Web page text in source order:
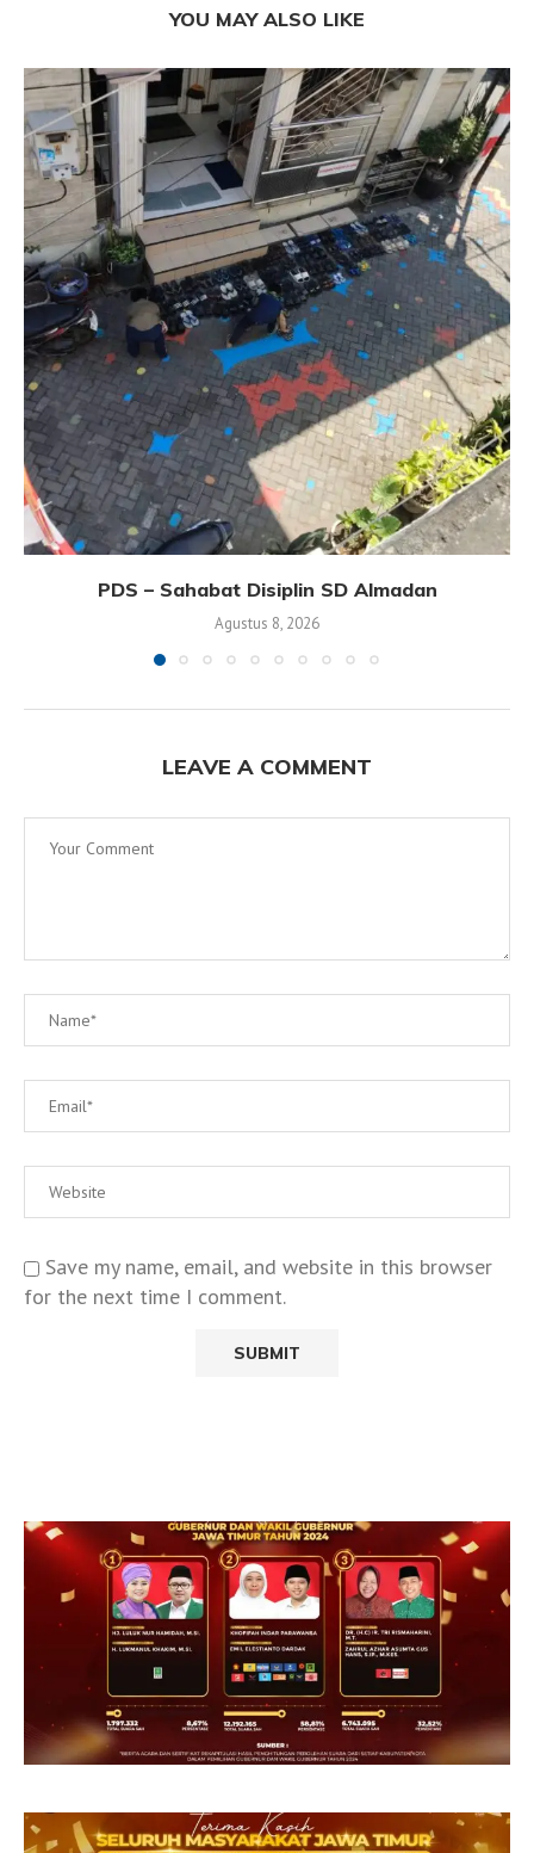
YOU MAY ALSO LIKE
PDS – Sahabat Disiplin SD Almadan
Agustus 8, 2026
LEAVE A COMMENT
Save my name, email, and website in this browser
for the next time I comment.